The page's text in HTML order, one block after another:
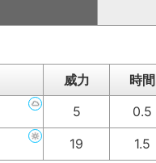
威力 時間
5 0.5
19 1.5